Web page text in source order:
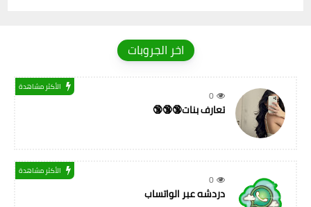
اخر الجروبات
0
الأكثر مشاهدة
تعارف بنات🔞🔞🔞
0
الأكثر مشاهدة
دردشه عبر الواتساب